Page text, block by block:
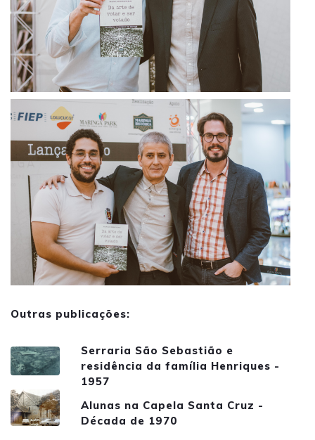
Outras publicações:
Serraria São Sebastião e
residência da família Henriques -
1957
Alunas na Capela Santa Cruz -
Década de 1970